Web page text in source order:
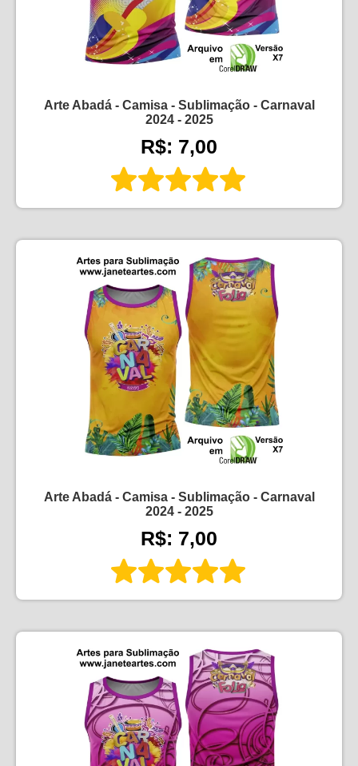
Arte Abadá - Camisa - Sublimação - Carnaval
2024 - 2025
R$: 7,00
Arte Abadá - Camisa - Sublimação - Carnaval
2024 - 2025
R$: 7,00